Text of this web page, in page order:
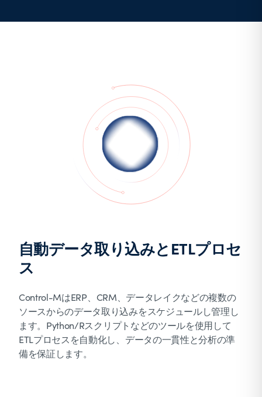
自動データ取り込みとETLプロセ
ス
Control-MはERP、CRM、データレイクなどの複数の
ソースからのデータ取り込みをスケジュールし管理し
ます。Python/Rスクリプトなどのツールを使用して
ETLプロセスを自動化し、データの一貫性と分析の準
備を保証します。